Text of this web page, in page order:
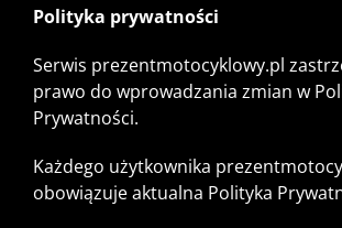
Polityka prywatności
Serwis prezentmotocyklowy.pl
prawo do wprowadzania zmian w
Prywatności.
Każdego użytkownika
obowiązuje aktualna Polityka